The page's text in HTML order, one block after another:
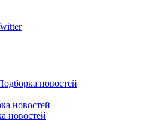
новостей
новостей
новостей